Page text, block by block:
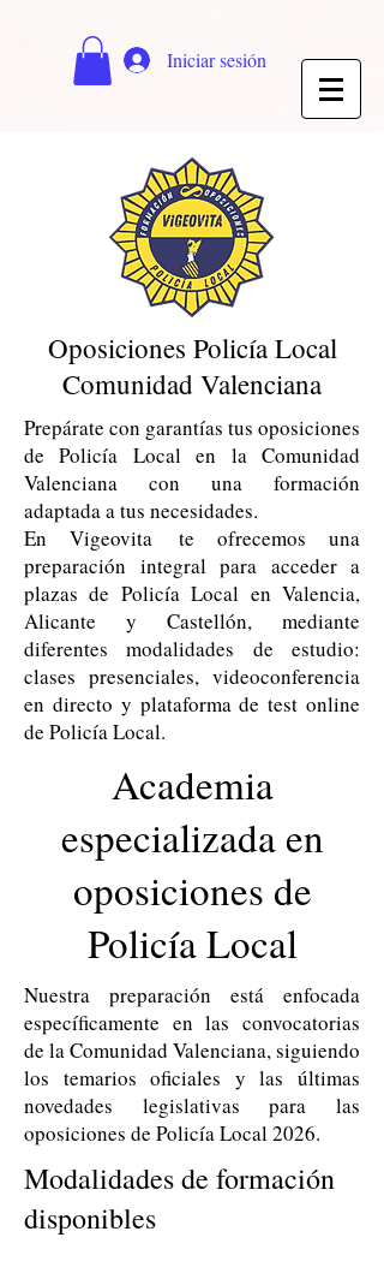
Iniciar sesión
Oposiciones Policía Local
Comunidad Valenciana
Prepárate con garantías tus oposiciones
de Policía Local en la Comunidad
Valenciana con una formación
adaptada a tus necesidades.
EnVigeovita te ofrecemos una
preparación integral para acceder a
plazas de Policía Local en Valencia,
Alicante y Castellón, mediante
diferentes modalidades de estudio:
clases presenciales, videoconferencia
en directo y plataforma de test online
de Policía Local.
Academia
especializada en
oposiciones de
Policía Local
Nuestra preparación está enfocada
específicamente en las convocatorias
de la Comunidad Valenciana, siguiendo
los temarios oficiales y las últimas
novedades legislativas para las
oposiciones de Policía Local 2026.
Modalidades de formación
disponibles